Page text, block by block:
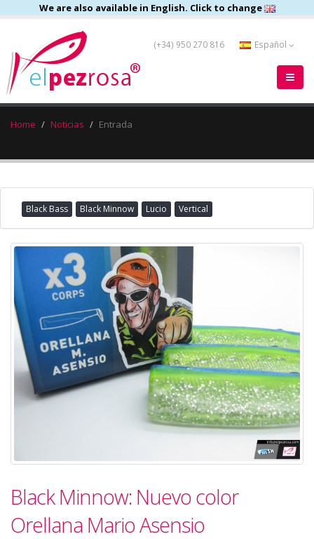
We are also available in English. Click to change
(+34) 950 270 816 Español
Home Noticias Entrada
Black Bass Black Minnow Lucio Vertical
Black Minnow: Nuevo color
Orellana Mario Asensio